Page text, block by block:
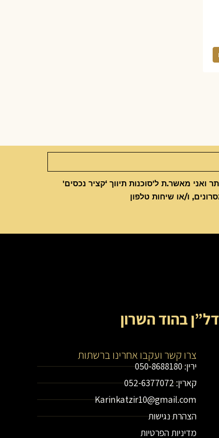
ואני מאשר.ת ל'סוכנות תיווך ‘קציר נכסים'
ו/או שיחות טלפון
בהוד השרון
צרו קשר ועקבו אחרינו ברשתות
ירין: 050-8688180
קארין: 052-6377072
Karinkatzir10@gmail.com
הצהרת נגישות
מדיניות הפרטיות